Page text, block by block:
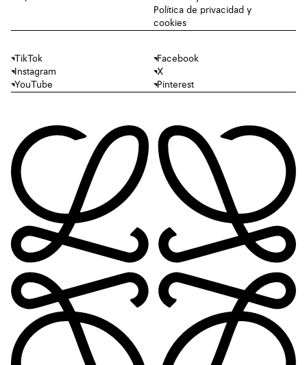
Política de privacidad y
cookies
TikTok
Facebook
Instagram
X
YouTube
Pinterest